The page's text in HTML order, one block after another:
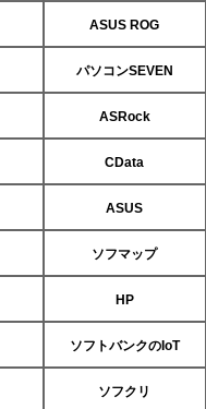
ASUS ROG
パソコンSEVEN
ASRock
CData
ASUS
ソフマップ
HP
ソフトバンクのIoT
ソフクリ